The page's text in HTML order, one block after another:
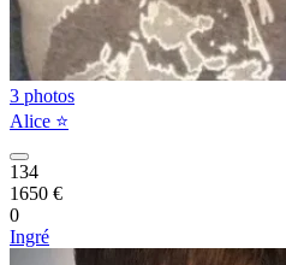
3 photos
Alice ⭐️
134
1650 €
0
Ingré